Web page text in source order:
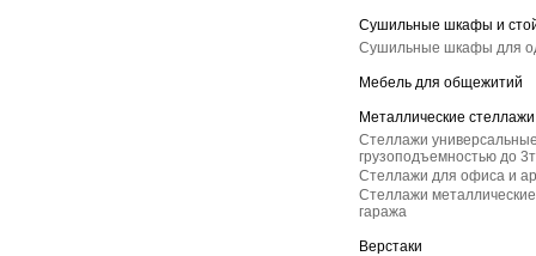
Сушильные шкафы и
Сушильные шкафы для
Мебель для общежитий
Металлические стеллажи
Стеллажи
грузоподъемностью до
Стеллажи для офиса и
Стеллажи
гаража
Верстаки